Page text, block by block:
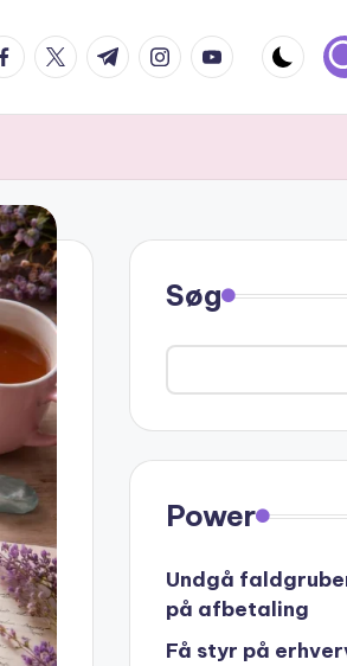
twitter.com
t.me instagram.com
youtube.com
Søg
Power
Undgå
på afbetaling
Få styr på